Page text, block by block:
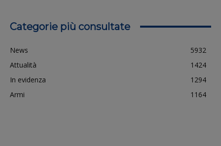
Categorie più consultate
News
5932
Attualità
1424
In evidenza
1294
Armi
1164